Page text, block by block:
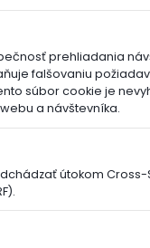
prehliadania
falšovaniu
súbor cookie je
a návštevníka.
útokom Cross-